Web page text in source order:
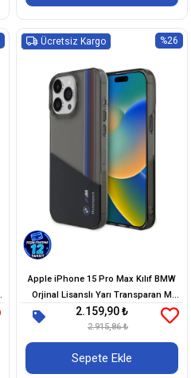
Apple iPhone 15 Pro Max Kılıf BMW
Orjinal Lisanslı Yarı Transparan M
Dizayn Çizgili Kapak
2.159,90 ₺
2.915,86 ₺
Sepete Ekle
%26
Ücretsiz Kargo